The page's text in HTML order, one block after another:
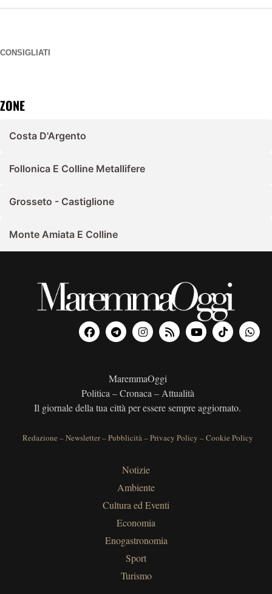
CONSIGLIATI
ZONE
Costa D'Argento
Follonica E Colline Metallifere
Grosseto - Castiglione
Monte Amiata E Colline
MaremmaOggi
Politica – Cronaca – Attualità
Il giornale della tua città per essere sempre aggiornato.
Redazione –Newsletter–Pubblicità–Privacy Policy –Cookie Policy
Notizie
Ambiente
Cultura ed Eventi
Economia
Enogastronomia
Sport
Turismo